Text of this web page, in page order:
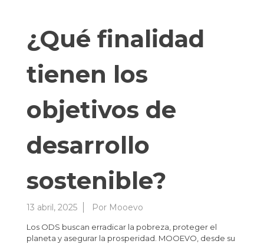
¿Qué finalidad
tienen los
objetivos de
desarrollo
sostenible?
13 abril, 2025 Por Mooevo
Los ODS buscan erradicar la pobreza, proteger el
planeta y asegurar la prosperidad. MOOEVO, desde su